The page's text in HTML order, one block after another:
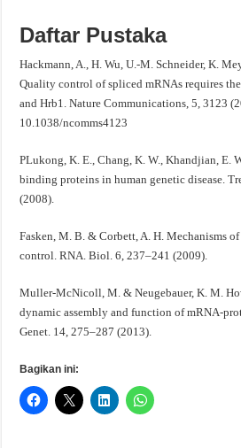
Daftar Pustaka
Hackmann, A., H. Wu, U.-M. Schneider, K.
Quality control of spliced mRNAs requires
and Hrb1. Nature Communications, 5, 3123
10.1038/ncomms4123
PLukong, K. E., Chang, K. W., Khandjian, E.
binding proteins in human genetic disease.
(2008).
Fasken, M. B. & Corbett, A. H. Mechanisms
control. RNA. Biol. 6, 237–241 (2009).
Muller-McNicoll, M. & Neugebauer, K. M.
dynamic assembly and function of mRNA-
Genet. 14, 275–287 (2013).
Bagikan ini: